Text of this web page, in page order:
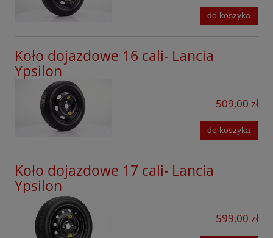
do koszyka
Koło dojazdowe 16 cali- Lancia
Ypsilon
509,00 zł
do koszyka
Koło dojazdowe 17 cali- Lancia
Ypsilon
599,00 zł